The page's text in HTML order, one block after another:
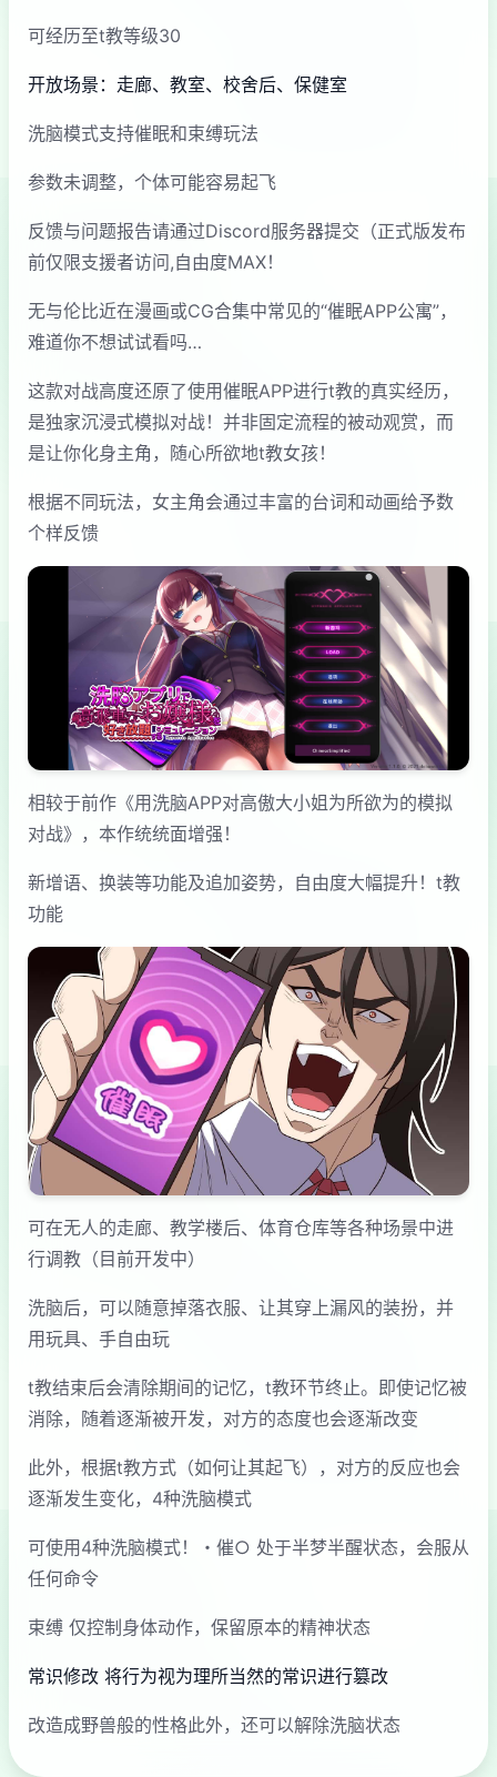
可经历至t教等级30
开放场景：走廊、教室、校舍后、保健室
洗脑模式支持催眠和束缚玩法
参数未调整，个体可能容易起飞
反馈与问题报告请通过Discord服务器提交（正式版发布
前仅限支援者访问,自由度MAX！
无与伦比近在漫画或CG合集中常见的“催眠APP公寓”，
难道你不想试试看吗…
这款对战高度还原了使用催眠APP进行t教的真实经历，
是独家沉浸式模拟对战！并非固定流程的被动观赏，而
是让你化身主角，随心所欲地t教女孩！
根据不同玩法，女主角会通过丰富的台词和动画给予数
个样反馈
相较于前作《用洗脑APP对高傲大小姐为所欲为的模拟
对战》，本作统统面增强！
新增语、换装等功能及追加姿势，自由度大幅提升！t教
功能
可在无人的走廊、教学楼后、体育仓库等各种场景中进
行调教（目前开发中）
洗脑后，可以随意掉落衣服、让其穿上漏风的装扮，并
用玩具、手自由玩
t教结束后会清除期间的记忆，t教环节终止。即使记忆被
消除，随着逐渐被开发，对方的态度也会逐渐改变
此外，根据t教方式（如何让其起飞），对方的反应也会
逐渐发生变化，4种洗脑模式
可使用4种洗脑模式！・催○ 处于半梦半醒状态，会服从
任何命令
束缚 仅控制身体动作，保留原本的精神状态
常识修改 将行为视为理所当然的常识进行篡改
改造成野兽般的性格此外，还可以解除洗脑状态